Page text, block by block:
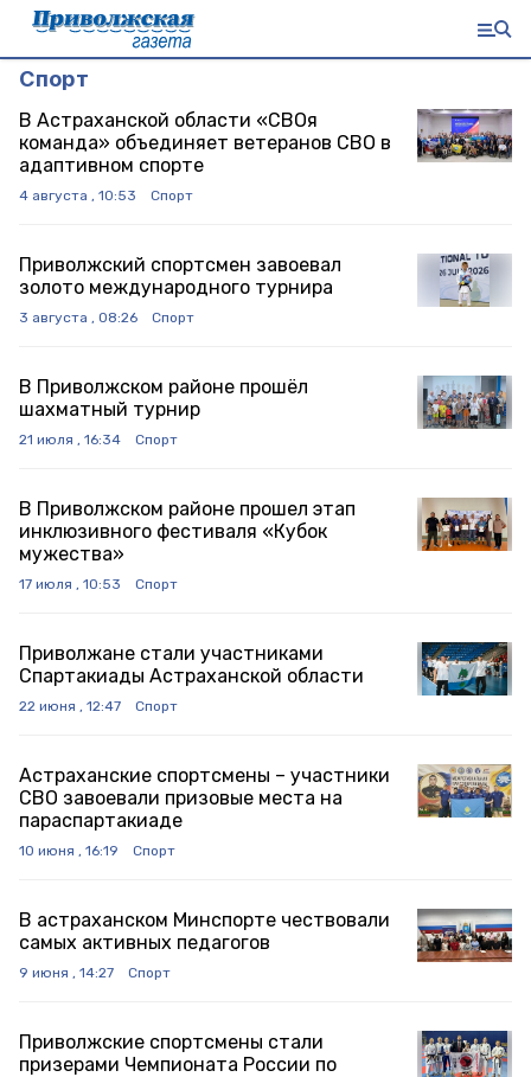
Спорт
В Астраханской области «СВОя
команда» объединяет ветеранов СВО в
адаптивном спорте
4 августа , 10:53 Спорт
Приволжский спортсмен завоевал
золото международного турнира
3 августа , 08:26 Спорт
В Приволжском районе прошёл
шахматный турнир
21 июля , 16:34 Спорт
В Приволжском районе прошел этап
инклюзивного фестиваля «Кубок
мужества»
17 июля , 10:53 Спорт
Приволжане стали участниками
Спартакиады Астраханской области
22 июня , 12:47 Спорт
Астраханские спортсмены – участники
СВО завоевали призовые места на
параспартакиаде
10 июня , 16:19 Спорт
В астраханском Минспорте чествовали
самых активных педагогов
9 июня , 14:27 Спорт
Приволжские спортсмены стали
призерами Чемпионата России по